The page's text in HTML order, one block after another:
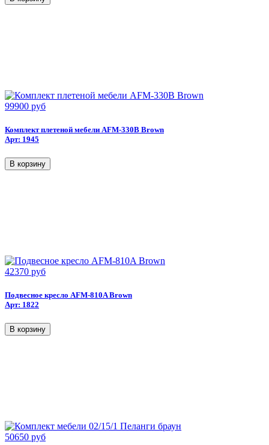
99900 руб
Комплект плетеной мебели AFM-330B Brown
Арт: 1945
42370 руб
Подвесное кресло AFM-810A Brown
Арт: 1822
50650 руб